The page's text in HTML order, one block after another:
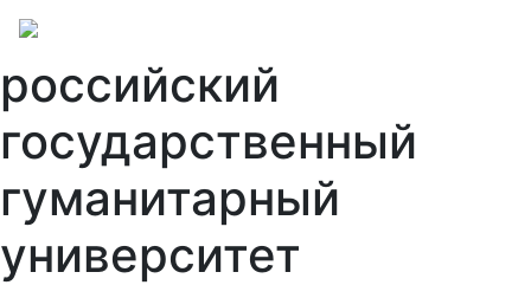
российский
государственный
гуманитарный
университет